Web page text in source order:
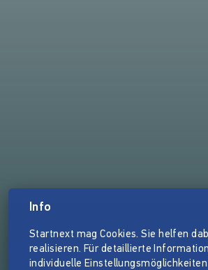
Info
Startnext mag Cookies. Sie helfen
realisieren. Für detaillierte
individuelle